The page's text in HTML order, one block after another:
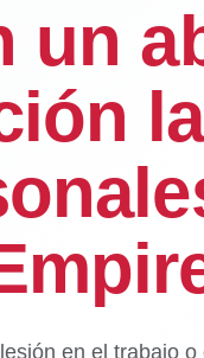
un
en el trabajo o